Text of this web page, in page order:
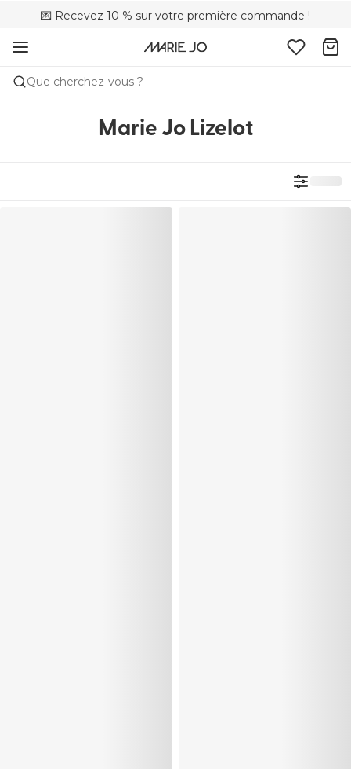
💌 Recevez 10 % sur votre première commande !
🚚 Livraison gratuite à partir de $150
🌍Vendu dans 173 boutiques au Canada
Que cherchez-vous ?
Marie Jo Lizelot